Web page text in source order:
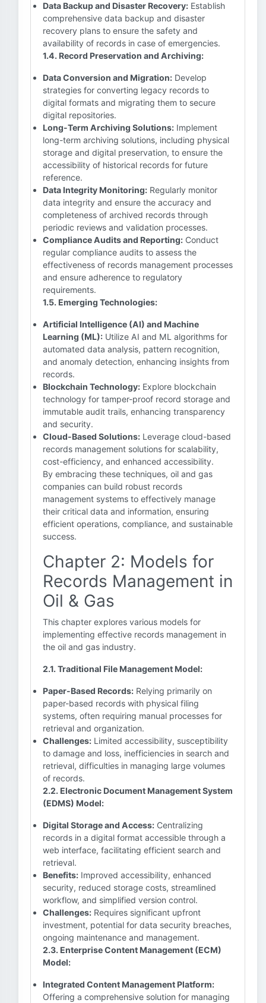
Data Backup and Disaster Recovery: Establish
comprehensive data backup and disaster
recovery plans to ensure the safety and
availability of records in case of emergencies.
1.4. Record Preservation and Archiving:
Data Conversion and Migration: Develop
strategies for converting legacy records to
digital formats and migrating them to secure
digital repositories.
Long-Term Archiving Solutions: Implement
long-term archiving solutions, including physical
storage and digital preservation, to ensure the
accessibility of historical records for future
reference.
Data Integrity Monitoring: Regularly monitor
data integrity and ensure the accuracy and
completeness of archived records through
periodic reviews and validation processes.
Compliance Audits and Reporting: Conduct
regular compliance audits to assess the
effectiveness of records management processes
and ensure adherence to regulatory
requirements.
1.5. Emerging Technologies:
Artificial Intelligence (AI) and Machine
Learning (ML): Utilize AI and ML algorithms for
automated data analysis, pattern recognition,
and anomaly detection, enhancing insights from
records.
Blockchain Technology: Explore blockchain
technology for tamper-proof record storage and
immutable audit trails, enhancing transparency
and security.
Cloud-Based Solutions: Leverage cloud-based
records management solutions for scalability,
cost-efficiency, and enhanced accessibility.
By embracing these techniques, oil and gas
companies can build robust records
management systems to effectively manage
their critical data and information, ensuring
efficient operations, compliance, and sustainable
success.
Chapter 2: Models for
Records Management in
Oil & Gas
This chapter explores various models for
implementing effective records management in
the oil and gas industry.
2.1. Traditional File Management Model:
Paper-Based Records: Relying primarily on
paper-based records with physical filing
systems, often requiring manual processes for
retrieval and organization.
Challenges: Limited accessibility, susceptibility
to damage and loss, inefficiencies in search and
retrieval, difficulties in managing large volumes
of records.
2.2. Electronic Document Management System
(EDMS) Model:
Digital Storage and Access: Centralizing
records in a digital format accessible through a
web interface, facilitating efficient search and
retrieval.
Benefits: Improved accessibility, enhanced
security, reduced storage costs, streamlined
workflow, and simplified version control.
Challenges: Requires significant upfront
investment, potential for data security breaches,
ongoing maintenance and management.
2.3. Enterprise Content Management (ECM)
Model:
Integrated Content Management Platform:
Offering a comprehensive solution for managing